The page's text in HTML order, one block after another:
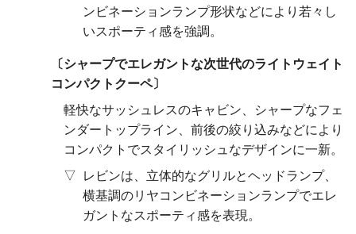
ンビネーションランプ形状などにより若々し
いスポーティ感を強調。
シャープでエレガントな次世代のライトウェイト
コンパクトクーペ
軽快なサッシュレスのキャビン、シャープなフェ
ンダートップライン、前後の絞り込みなどにより
コンパクトでスタイリッシュなデザインに一新。
レビンは、立体的なグリルとヘッドランプ、
横基調のリヤコンビネーションランプでエレ
ガントなスポーティ感を表現。